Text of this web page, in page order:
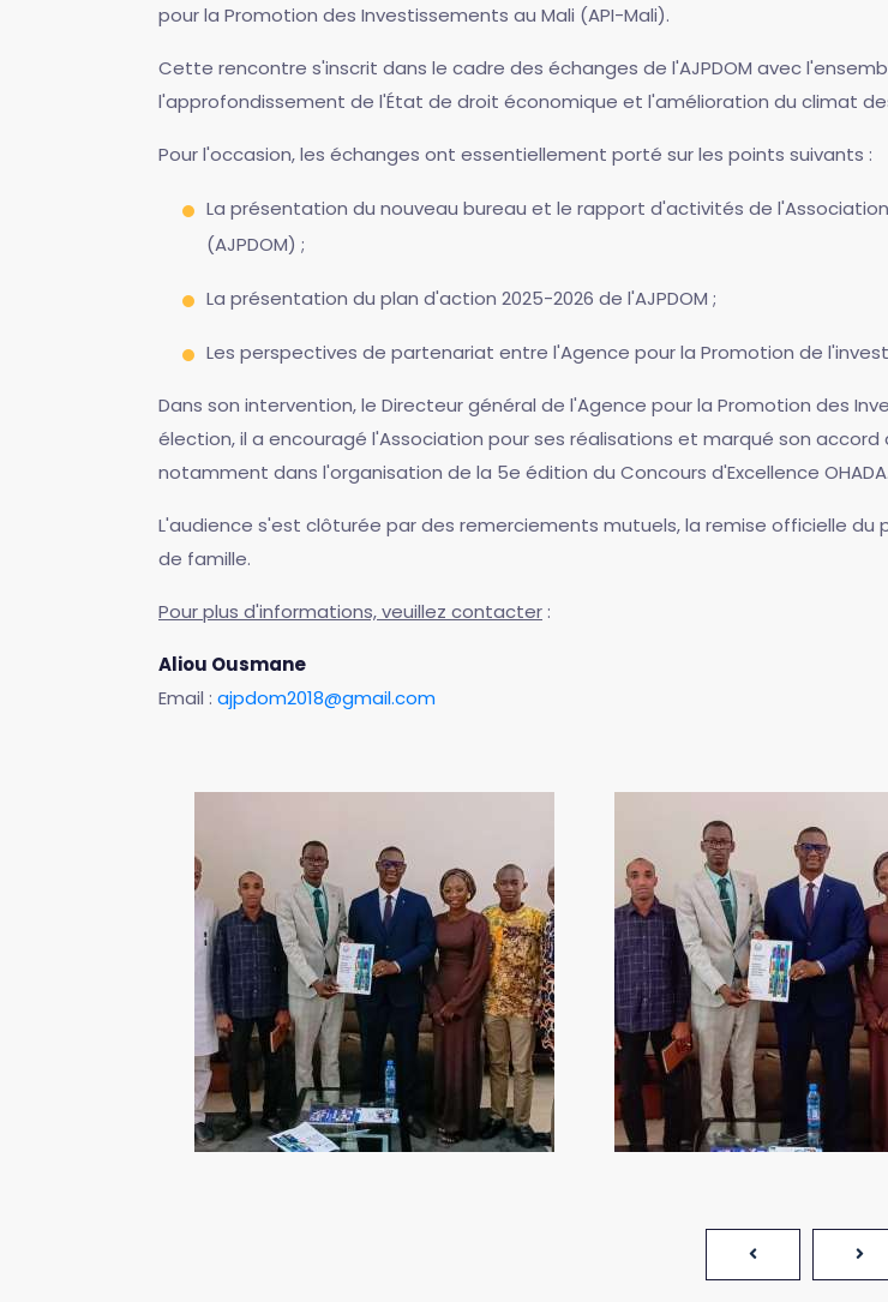
pour la Promotion des Investissements au Mali (API-Mali).
Cette rencontre s'inscrit dans le cadre des échanges de l'AJPDOM avec
l'approfondissement de l'État de droit économique et l'amélioration du climat
Pour l'occasion, les échanges ont essentiellement porté sur les points suivants :
La présentation du nouveau bureau et le rapport d'activités de
(AJPDOM) ;
La présentation du plan d'action 2025-2026 de l'AJPDOM ;
Les perspectives de partenariat entre l'Agence pour la Promotion de
Dans son intervention, le Directeur général de l'Agence pour la Promotion des
élection, il a encouragé l'Association pour ses réalisations et marqué son accord
notamment dans l'organisation de la 5e édition du Concours d'Excellence OHADA.
L'audience s'est clôturée par des remerciements mutuels, la remise officielle
de famille.
Pour plus d'informations, veuillez contacter :
Aliou Ousmane
Email : ajpdom2018@gmail.com